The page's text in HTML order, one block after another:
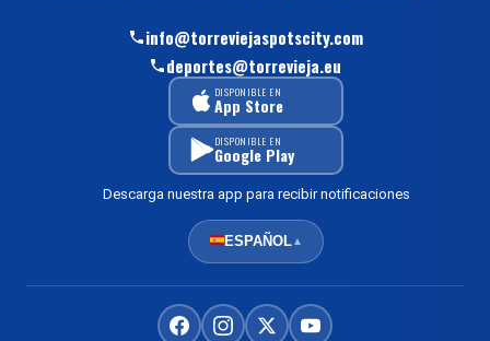
info@torreviejaspotscity.com
deportes@torrevieja.eu
DISPONIBLE EN
App Store
DISPONIBLE EN
Google Play
Descarga nuestra app para recibir notificaciones
ESPAÑOL▲